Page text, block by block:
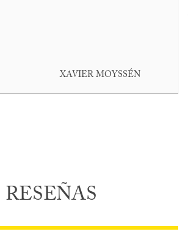
XAVIER MOYSSÉN
RESEÑAS